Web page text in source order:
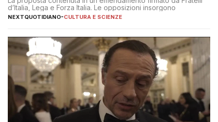
d’Italia, Lega e Forza Italia. Le opposizioni insorgono
NEXTQUOTIDIANO-CULTURA E SCIENZE